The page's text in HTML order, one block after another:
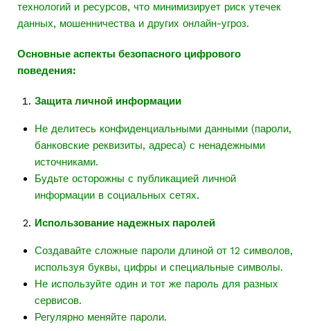
технологий и ресурсов, что минимизирует риск утечек
данных, мошенничества и других онлайн-угроз.
Основные аспекты безопасного цифрового
поведения:
Защита личной информации
Не делитесь конфиденциальными данными (пароли,
банковские реквизиты, адреса) с ненадежными
источниками.
Будьте осторожны с публикацией личной
информации в социальных сетях.
Использование надежных паролей
Создавайте сложные пароли длиной от 12 символов,
используя буквы, цифры и специальные символы.
Не используйте один и тот же пароль для разных
сервисов.
Регулярно меняйте пароли.